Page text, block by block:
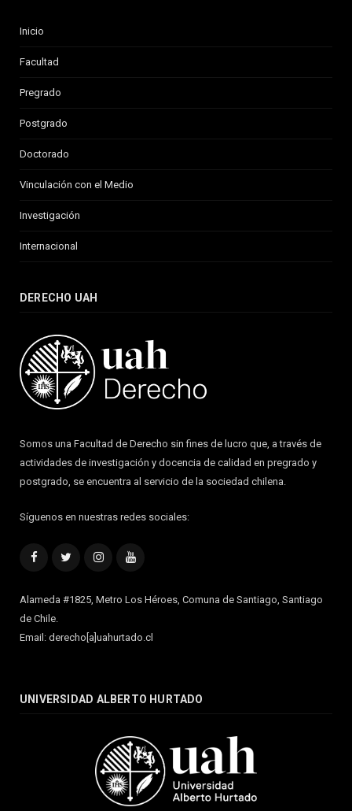
Inicio
Facultad
Pregrado
Postgrado
Doctorado
Vinculación con el Medio
Investigación
Internacional
DERECHO UAH
Somos una Facultad de Derecho sin fines de lucro que, a través de
actividades de investigación y docencia de calidad en pregrado y
postgrado, se encuentra al servicio de la sociedad chilena.
Síguenos en nuestras redes sociales:
FacebookTwitterInstagramYouTube
Alameda #1825, Metro Los Héroes, Comuna de Santiago, Santiago
de Chile.
Email: derecho[a]uahurtado.cl
UNIVERSIDAD ALBERTO HURTADO